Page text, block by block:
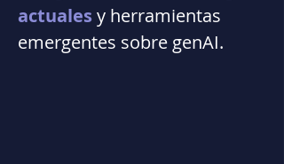
actualesy herramientas
emergentes sobre genAI.